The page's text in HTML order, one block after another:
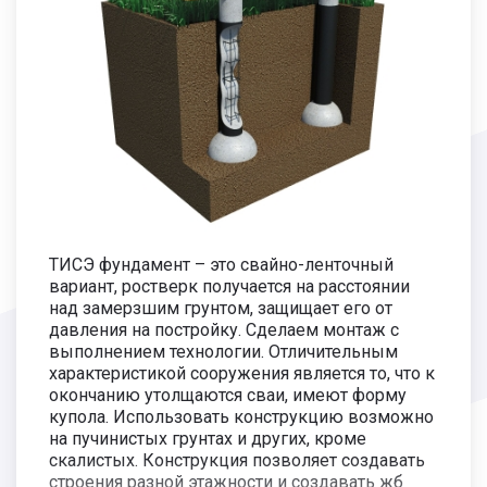
Глубина заложения 1800мм, высота
свай над землей 100-200мм.
материал 3 400 руб.
ТИСЭ фундамент – это свайно-ленточный
вариант, ростверк получается на расстоянии
над замерзшим грунтом, защищает его от
давления на постройку. Сделаем монтаж с
выполнением технологии. Отличительным
характеристикой сооружения является то, что к
окончанию утолщаются сваи, имеют форму
купола. Использовать конструкцию возможно
на пучинистых грунтах и других, кроме
скалистых. Конструкция позволяет создавать
строения разной этажности и создавать жб